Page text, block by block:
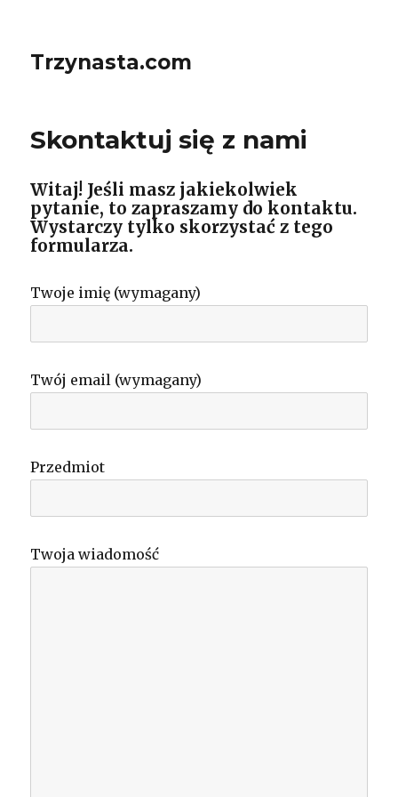
Trzynasta.com
Skontaktuj się z nami
Witaj! Jeśli masz jakiekolwiek
pytanie, to zapraszamy do kontaktu.
Wystarczy tylko skorzystać z tego
formularza.
Twoje imię (wymagany)
Twój email (wymagany)
Przedmiot
Twoja wiadomość